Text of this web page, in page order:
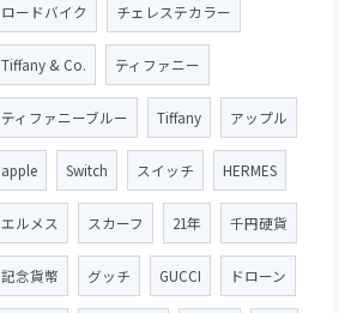
ロードバイク チェレステカラー
Tiffany & Co. ティファニー
ティファニーブルー Tiffany アップル
apple Switch スイッチ HERMES
エルメス スカーフ 21年 千円硬貨
記念貨幣 グッチ GUCCI ドローン